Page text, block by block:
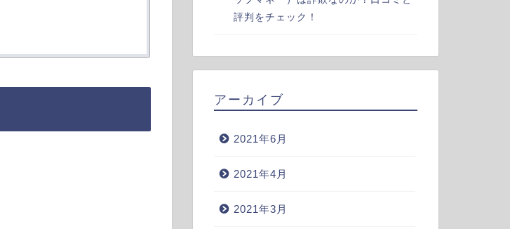
評判をチェック！
アーカイブ
2021年6月
2021年4月
2021年3月